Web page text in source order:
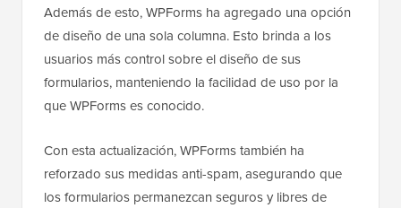
Además de esto, WPForms ha agregado una opción
de diseño de una sola columna. Esto brinda a los
usuarios más control sobre el diseño de sus
formularios, manteniendo la facilidad de uso por la
que WPForms es conocido.
Con esta actualización, WPForms también ha
reforzado sus medidas anti-spam, asegurando que
los formularios permanezcan seguros y libres de